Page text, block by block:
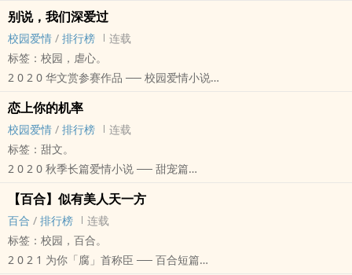
别说，我们深爱过
校园爱情 / 排行榜
连载
标签：校园，虐心。
2 0 2 0 华文赏参赛作品 ── 校园爱情小说
别名《那年盛夏》、《我与你的盛夏光年》
即使回忆已成为一片荒漠，
即使你已消失在夕阳余晖，
我也要勇敢一回，
寻找我们的青春时光。——改编自真实故事
身为班上成绩倒数的小混混，
陈宇盛假装不在意，
身为班上成绩优异的转学生，
夏宁只想平静过完两年。
恋上你的机率
校园爱情 / 排行榜
连载
标签：甜文。
2 0 2 0 秋季长篇爱情小说 ── 甜宠篇
世界很大，我想陪妳走一遍，
一生很长，只属于妳一人。
众所周知，数学系里有个会叫的野兽，名──许毅。
他用背后眼看得迟到学生咕咚一跤滑倒，
点名未到者，下回上课演算艰深的证明题。
【百合】似有‌‌美‌人‌天一方
百合 / 排行榜
连载
标签：校园，百合。
2 0 2 1 为你「腐」首称臣 ── 百合短篇